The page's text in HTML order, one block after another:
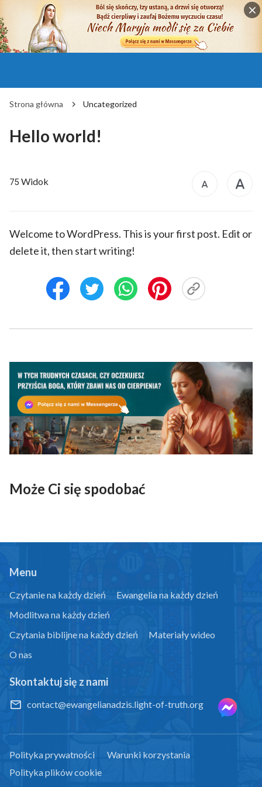
Strona główna Uncategorized
Hello world!
75 Widok
Welcome to WordPress. This is your first post. Edit or
delete it, then start writing!
Może Ci się spodobać
Menu
Czytanie na każdy dzień
Ewangelia na każdy dzień
Modlitwa na każdy dzień
Czytania biblijne na każdy dzień
Materiały wideo
O nas
Skontaktuj się z nami
contact@ewangelianadzis.light-of-truth.org
Polityka prywatności
Warunki korzystania
Polityka plików cookie